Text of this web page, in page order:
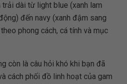
dài từ light blue (xanh lam
đến navy (xanh đậm sang
phong cách, cá tính và mục
còn là câu hỏi khó khi bạn đã
cách phối đồ linh hoạt của gam